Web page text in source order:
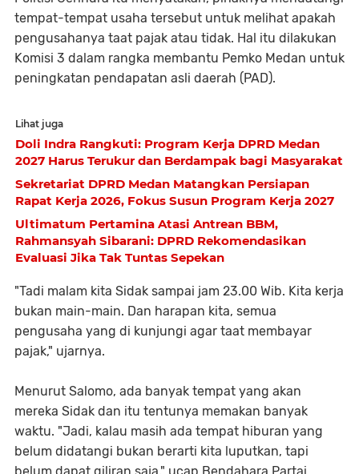
tempat-tempat usaha tersebut untuk melihat apakah
pengusahanya taat pajak atau tidak. Hal itu dilakukan
Komisi 3 dalam rangka membantu Pemko Medan untuk
peningkatan pendapatan asli daerah (PAD).
Lihat juga
Doli Indra Rangkuti: Program Kerja DPRD Medan
2027 Harus Terukur dan Berdampak bagi Masyarakat
Sekretariat DPRD Medan Matangkan Persiapan
Rapat Kerja 2026, Fokus Susun Program Kerja 2027
Ultimatum Pertamina Atasi Antrean BBM,
Rahmansyah Sibarani: DPRD Rekomendasikan
Evaluasi Jika Tak Tuntas Sepekan
"Tadi malam kita Sidak sampai jam 23.00 Wib. Kita kerja
bukan main-main. Dan harapan kita, semua
pengusaha yang di kunjungi agar taat membayar
pajak," ujarnya.
Menurut Salomo, ada banyak tempat yang akan
mereka Sidak dan itu tentunya memakan banyak
waktu. "Jadi, kalau masih ada tempat hiburan yang
belum didatangi bukan berarti kita luputkan, tapi